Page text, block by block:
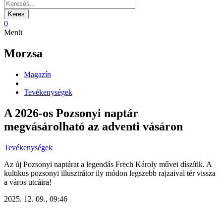
0
Menü
Morzsa
Magazín
Tevékenységek
A 2026-os Pozsonyi naptár
megvásárolható az adventi vásáron
Tevékenységek
Az új Pozsonyi naptárat a legendás Frech Károly művei díszítik. A
kultikus pozsonyi illusztrátor ily módon legszebb rajzaival tér vissza
a város utcáira!
2025. 12. 09., 09:46